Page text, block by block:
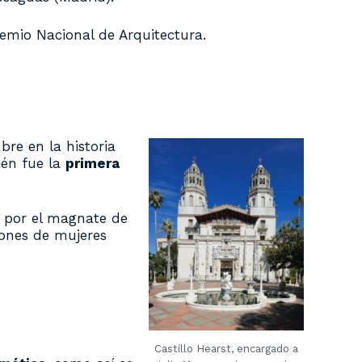
Nacional de Arquitectura.
Castillo Hearst, encargado a
en la historia
fue la primera
el magnate de
de mujeres